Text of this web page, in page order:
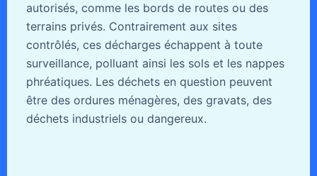
autorisés, comme les bords de routes ou des
terrains privés. Contrairement aux sites
contrôlés, ces décharges échappent à toute
surveillance, polluant ainsi les sols et les nappes
phréatiques. Les déchets en question peuvent
être des ordures ménagères, des gravats, des
déchets industriels ou dangereux.